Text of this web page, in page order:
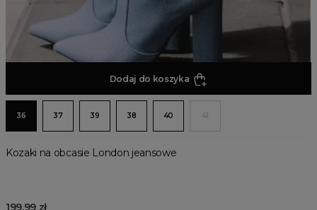
Dodaj do koszyka
36 37 39 38 40 41
Kozaki na obcasie London jeansowe
199,99 zł